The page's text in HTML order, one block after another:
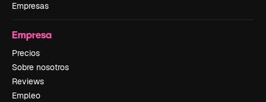
Empresas
Empresa
Precios
Sobre nosotros
Reviews
Empleo